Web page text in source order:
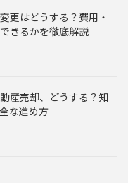
更はどうする？費用・
きるかを徹底解説
産売却、どうする？知
な進め方